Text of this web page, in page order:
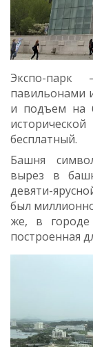
Экспо-
павильонами
и подъем на
бесплатный.
Башня
вырез в
девяти-
был
же, в городе
построенная